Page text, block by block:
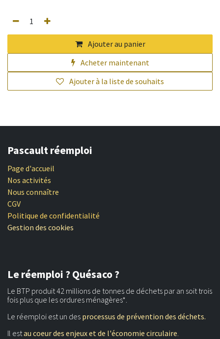
Ajouter au panier
Acheter maintenant
Ajouter à la liste de souhaits
Pascault réemploi
Page d'accueil
Nos activités
Nous connaître
CGV
Politique de confidentialité
Gestion des cookies
Le réemploi ? Quésaco ?
Le BTP produit 42 millions de tonnes de déchets par an soit trois
fois plus que les ordures ménagères*.
Le réemploi est un des processus de prévention des déchets.
Il estau coeur des enjeux et de l'économie circulaire.